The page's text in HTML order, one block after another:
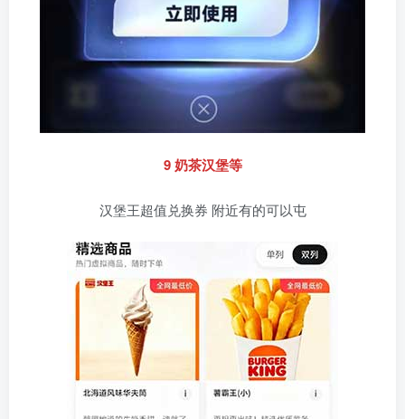
9 奶茶汉堡等
汉堡王超值兑换券 附近有的可以屯